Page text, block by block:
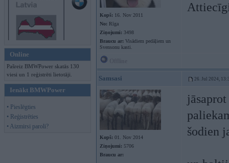
Online
Pašreiz BMWPower skatās 130
viesi un 1 reģistrēti lietotāji.
Ienākt BMWPower
• Pieslēgties
• Reģistrēties
• Aizmirsi paroli?
Kopš: 16. Nov 2011
No: Rīga
Ziņojumi: 3498
Braucu ar: Visādiem pedāļiem un
Svensonu kasti.
Samsasi 26. Jul 2024,
Kopš: 01. Nov 2014
Ziņojumi: 5706
Braucu ar:
šodien